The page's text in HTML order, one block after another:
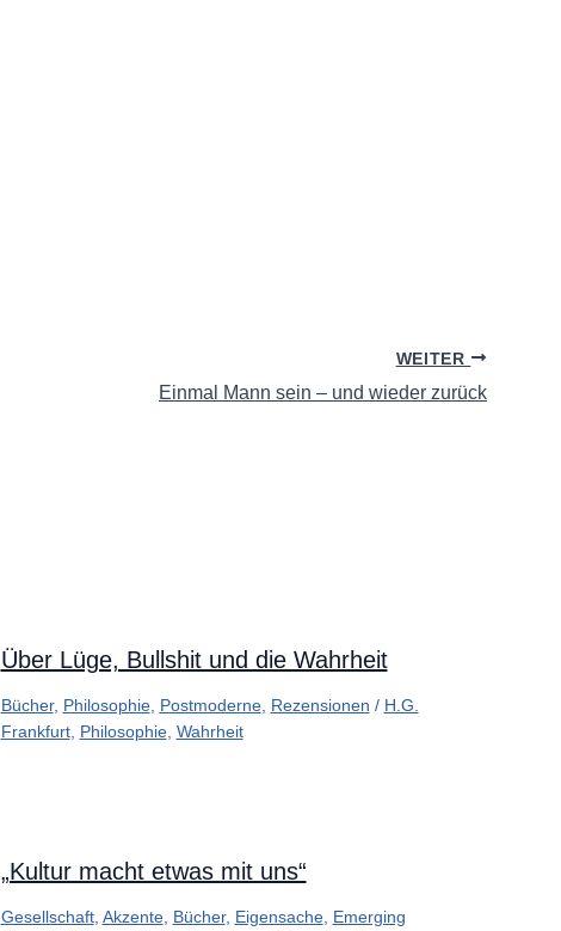
WEITER
Einmal Mann sein – und wieder zurück
Über Lüge, Bullshit und die Wahrheit
Bücher, Philosophie, Postmoderne, Rezensionen / H.G.
Frankfurt, Philosophie, Wahrheit
„Kultur macht etwas mit uns“
Gesellschaft, Akzente, Bücher, Eigensache, Emerging